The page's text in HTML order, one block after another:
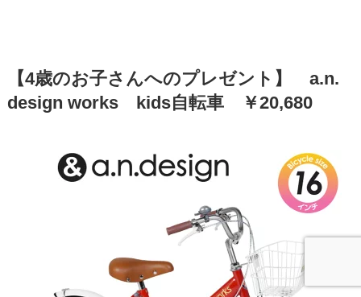
【4歳のお子さんへのプレゼント】 a.n.
design works kids自転車 ￥20,680